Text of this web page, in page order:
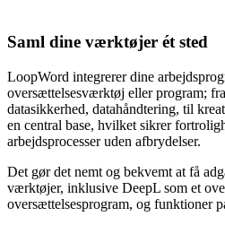
Saml dine værktøjer ét sted
LoopWord integrerer dine
oversættelsesværktøj eller program;
datasikkerhed, datahåndtering, til
en central base, hvilket sikrer
arbejdsprocesser uden afbrydelser.
Det gør det nemt og bekvemt at få
værktøjer, inklusive DeepL som et
oversættelsesprogram, og funktioner